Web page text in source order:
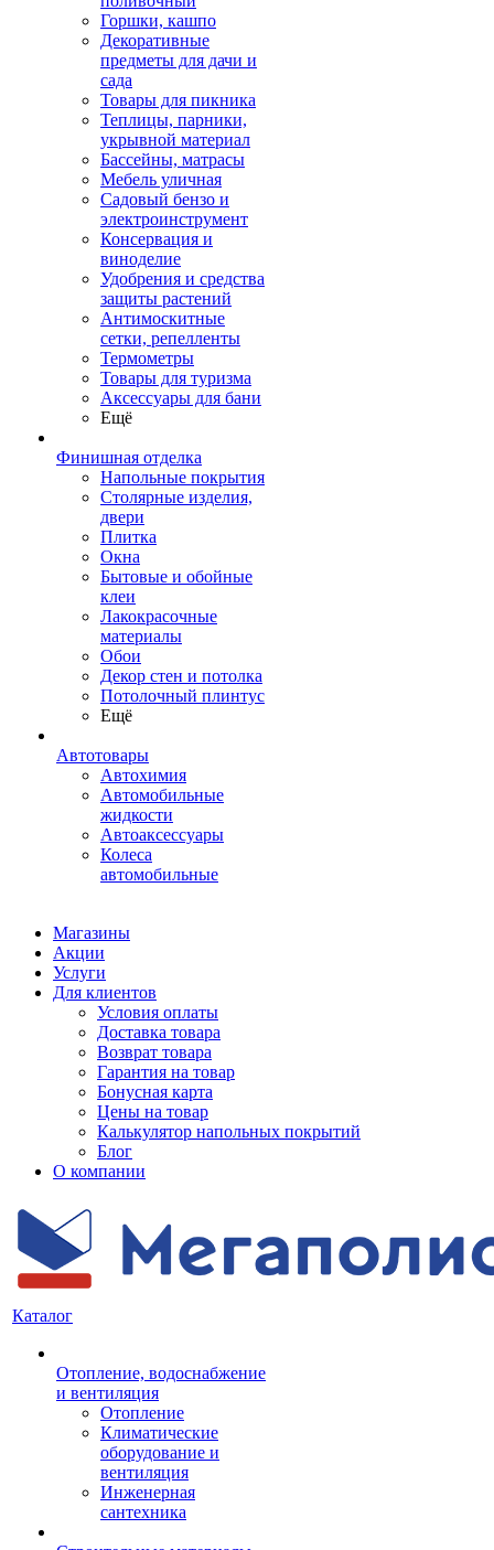
Горшки, кашпо
Декоративные
предметы для дачи и
сада
Товары для пикника
Теплицы, парники,
укрывной материал
Бассейны, матрасы
Мебель уличная
Садовый бензо и
электроинструмент
Консервация и
виноделие
Удобрения и средства
защиты растений
Антимоскитные
сетки, репелленты
Термометры
Товары для туризма
Аксессуары для бани
Ещё
Финишная отделка
Напольные покрытия
Столярные изделия,
двери
Плитка
Окна
Бытовые и обойные
клеи
Лакокрасочные
материалы
Обои
Декор стен и потолка
Потолочный плинтус
Ещё
Автотовары
Автохимия
Автомобильные
жидкости
Автоаксессуары
Колеса
автомобильные
Магазины
Акции
Услуги
Для клиентов
Условия оплаты
Доставка товара
Возврат товара
Гарантия на товар
Бонусная карта
Цены на товар
Калькулятор напольных покрытий
Блог
О компании
Каталог
Отопление, водоснабжение
и вентиляция
Отопление
Климатические
оборудование и
вентиляция
Инженерная
сантехника